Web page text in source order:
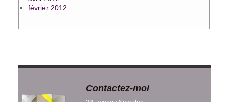
février 2012
Contactez-moi